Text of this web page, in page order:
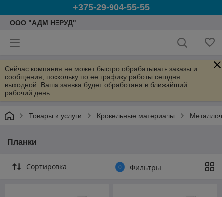
+375-29-904-55-55
ООО "АДМ НЕРУД"
Сейчас компания не может быстро обрабатывать заказы и
сообщения, поскольку по ее графику работы сегодня
выходной. Ваша заявка будет обработана в ближайший
рабочий день.
Товары и услуги Кровельные материалы
Планки
Сортировка 0 Фильтры